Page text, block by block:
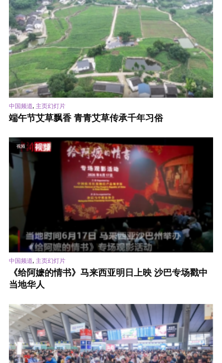
中国频道, 主页幻灯片
端午节艾草飘香 青青艾草传承千年习俗
视频
中国频道, 主页幻灯片
《给阿嬷的情书》马来西亚明日上映 沙巴专场戳中
当地华人